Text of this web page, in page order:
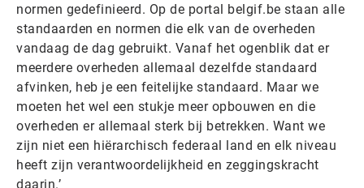
normen gedefinieerd. Op de portal belgif.be staan alle
standaarden en normen die elk van de overheden
vandaag de dag gebruikt. Vanaf het ogenblik dat er
meerdere overheden allemaal dezelfde standaard
afvinken, heb je een feitelijke standaard. Maar we
moeten het wel een stukje meer opbouwen en die
overheden er allemaal sterk bij betrekken. Want we
zijn niet een hiërarchisch federaal land en elk niveau
heeft zijn verantwoordelijkheid en zeggingskracht
daarin.’